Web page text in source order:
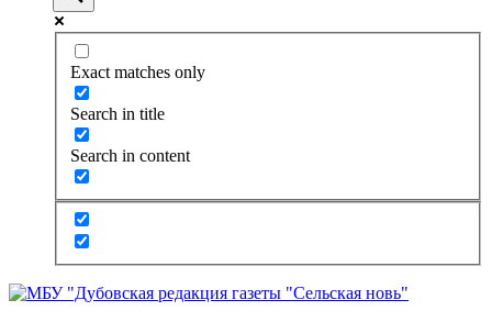
Exact matches only
Search in title
Search in content